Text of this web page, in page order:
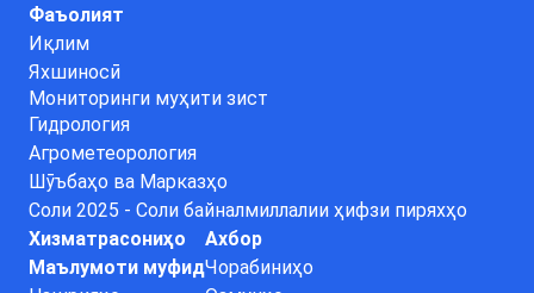
Фаъолият
Иқлим
Яхшиносӣ
Мониторинги муҳити зист
Гидрология
Агрометеорология
Шӯъбаҳо ва Марказҳо
Соли 2025 - Соли байналмиллалии ҳифзи пиряхҳо
Хизматрасониҳо
Маълумоти муфид
Ахбор
Чорабиниҳо